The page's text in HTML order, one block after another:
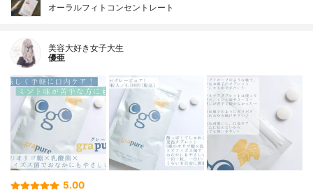
オーラルフィトコンセントレート
美容大好き女子大生
優亜
5.00